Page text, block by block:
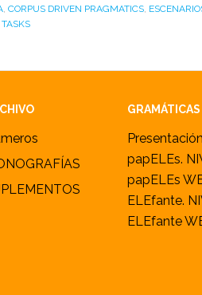
, CORPUS DRIVEN PRAGMATICS,
TASKS
Presentación
papELEs.
papELEs
ELEfante.
ELEfante